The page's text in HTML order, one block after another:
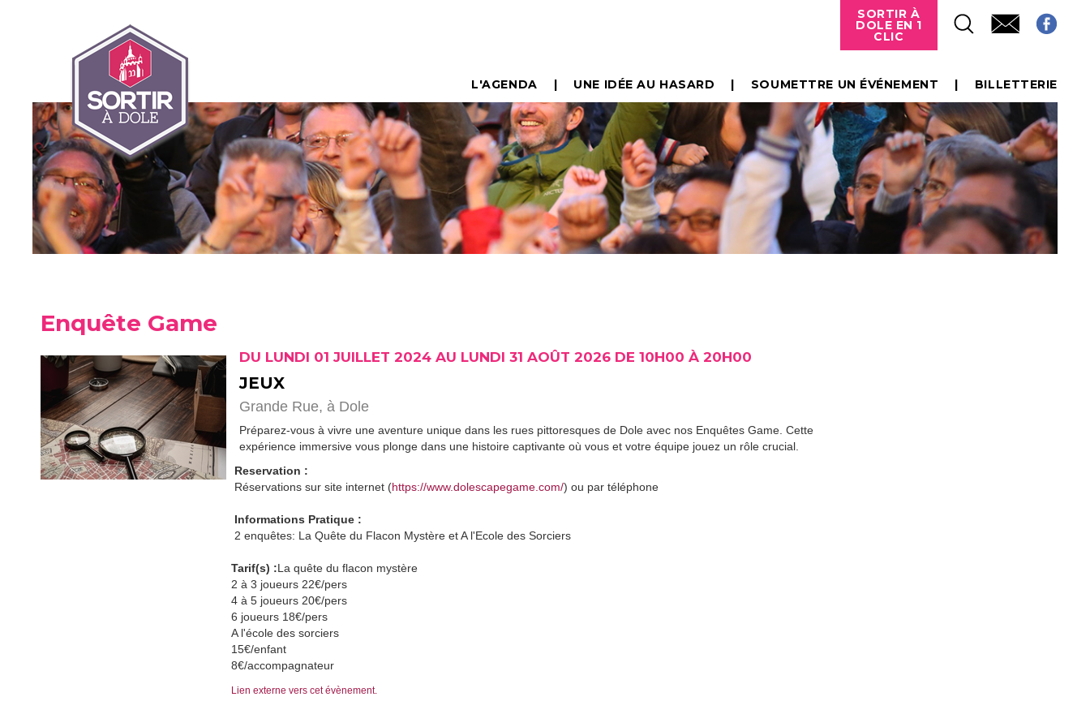
SORTIR À
DOLE EN 1
CLIC
L'AGENDA UNE IDÉE AU HASARD SOUMETTRE UN ÉVÉNEMENT BILLETTERIE
Enquête Game
DU LUNDI 01 JUILLET 2024 AU LUNDI 31 AOÛT 2026 DE 10H00 À 20H00
JEUX
Grande Rue, à Dole
Préparez-vous à vivre une aventure unique dans les rues pittoresques de Dole avec nos Enquêtes Game. Cette
expérience immersive vous plonge dans une histoire captivante où vous et votre équipe jouez un rôle crucial.
Reservation :
Réservations sur site internet (https://www.dolescapegame.com/) ou par téléphone
Informations Pratique :
2 enquêtes: La Quête du Flacon Mystère et A l'Ecole des Sorciers
Tarif(s) :La quête du flacon mystère
2 à 3 joueurs 22€/pers
4 à 5 joueurs 20€/pers
6 joueurs 18€/pers
A l'école des sorciers
15€/enfant
8€/accompagnateur
Lien externe vers cet évènement.